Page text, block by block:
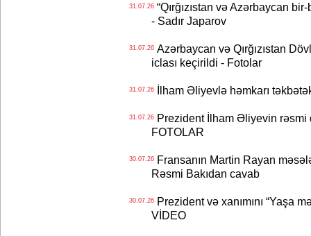
31.07.26“Qırğızıstan və Azərbaycan
- Sadır Japarov
31.07.26Azərbaycan və Qırğızıstan
iclası keçirildi - Fotolar
31.07.26İlham Əliyevlə həmkarı
31.07.26Prezident İlham Əliyevin rəsmi
FOTOLAR
30.07.26Fransanın Martin Rayan
Rəsmi Bakıdan cavab
30.07.26Prezident və xanımını “Yaşa
VİDEO